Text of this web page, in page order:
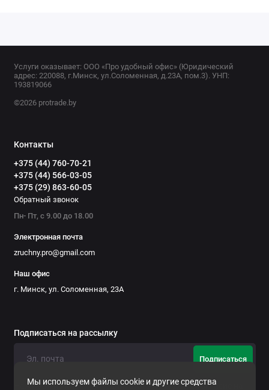
Вместительная архитектура:Благодаря значительной
длине (1356 мм), греденция предлагает оптимальное
сочетание закрытых ниш с распашными дверцами и
оперативной работы с документами.
удобный хват и устойчивы к интенсивному
ежедневному использованию.
Мобильность:
тумба установлена на колесные опоры, что позволяет
Технические
характеристики
Артикул модели
Серия мебели Титан Про
Мы используем файлы cookie и другие средства
Услуги оказывает: ООО «Про удобный офис» (Юридический
адрес: 220088, г.Минск, ул.Соломенная, д.23А, пом.3). УНП:
193819066
©2026 protrade.by
Контакты
+375 (44) 760-70-21
+375 (44) 566-03-05
+375 (29) 863-60-05
Обратный звонок
Пн- Пт, с 9.00 до 18.00
Электронная почта
zruchny.pro@gmail.com
Наш офис
г. Минск, ул. Соломенная, 23А
Подписаться на рассылку
Подписаться
Нажимая на кнопку «Подписаться», Вы даетесогласие на